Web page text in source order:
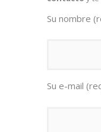
Su nombre
Su e-mail